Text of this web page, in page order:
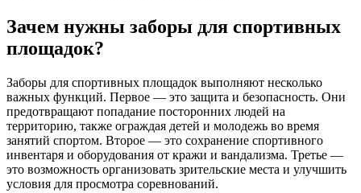
Зачем нужны заборы для спортивных
площадок?
Заборы для спортивных площадок выполняют несколько
важных функций. Первое — это защита и безопасность. Они
предотвращают попадание посторонних людей на
территорию, также ограждая детей и молодежь во время
занятий спортом. Второе — это сохранение спортивного
инвентаря и оборудования от кражи и вандализма. Третье —
это возможность организовать зрительские места и улучшить
условия для просмотра соревнований.